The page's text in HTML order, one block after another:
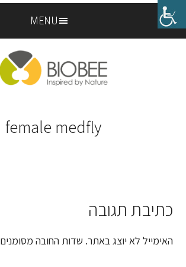
Skip
to
Skip
to
MENU
female medfly
Reader
Interactions
כתיבת תגובה
האימייל לא יוצג באתר. שדות החובה מסומנים